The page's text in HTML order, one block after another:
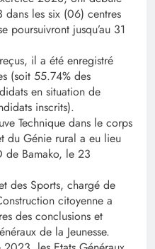
les six (06) centres
poursuivront jusqu’au 31
il a été enregistré
(soit 55.74% des
en situation de
inscrits).
Technique dans le corps
du Génie rural a eu lieu
de Bamako, le 23
des Sports, chargé de
citoyenne a
des conclusions et
de la Jeunesse.